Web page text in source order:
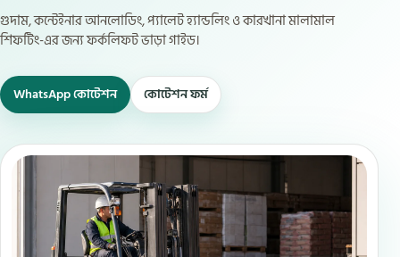
গুদাম, কন্টেইনার আনলোডিং, প্যালেট হ্যান্ডলিং ও কারখানা মালামাল
শিফটিং-এর জন্য ফর্কলিফট ভাড়া গাইড।
WhatsApp কোটেশন কোটেশন ফর্ম